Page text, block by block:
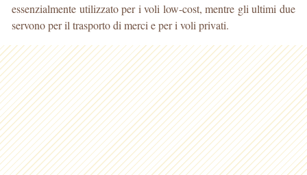
essenzialmente utilizzato per i voli low-cost, mentre gli ultimi due
servono per il trasporto di merci e per i voli privati.